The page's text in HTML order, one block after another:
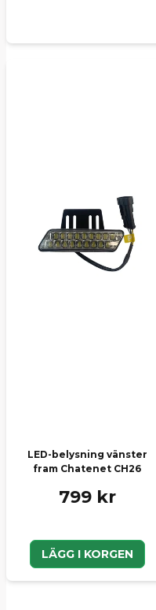
LED-belysning vänster
fram Chatenet CH26
799 kr
LÄGG I KORGEN